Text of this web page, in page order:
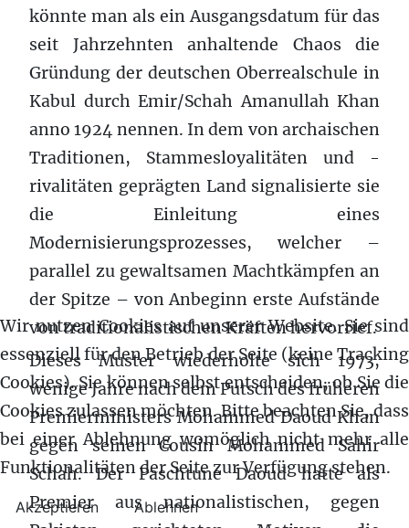
könnte man als ein Ausgangsdatum für das
seit Jahrzehnten anhaltende Chaos die
Gründung der deutschen Oberrealschule in
Kabul durch Emir/Schah Amanullah Khan
anno 1924 nennen. In dem von archaischen
Traditionen, Stammesloyalitäten und -
rivalitäten geprägten Land signalisierte sie
die Einleitung eines
Modernisierungsprozesses, welcher –
parallel zu gewaltsamen Machtkämpfen an
der Spitze – von Anbeginn erste Aufstände
von traditionalistischen Kräften hervorrief.
Dieses Muster wiederholte sich 1973,
wenige Jahre nach dem Putsch des früheren
Premierministers Mohammed Daoud Khan
gegen seinen Cousin Mohammed Sahir
Schah. Der Paschtune Daoud hatte als
Premier aus nationalistischen, gegen
Wir nutzen Cookies auf unserer Website. Sie sind
essenziell für den Betrieb der Seite (keine Tracking
Cookies). Sie können selbst entscheiden, ob Sie die
Cookies zulassen möchten. Bitte beachten Sie, dass
bei einer Ablehnung womöglich nicht mehr alle
Funktionalitäten der Seite zur Verfügung stehen.
Akzeptieren Ablehnen